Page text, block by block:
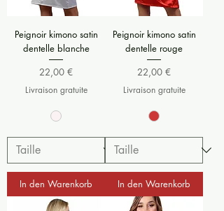
Peignoir kimono satin
dentelle blanche
Preis
22,00 €
Livraison gratuite
In den Warenkorb
Peignoir kimono satin
dentelle rouge
Preis
22,00 €
Livraison gratuite
In den Warenkorb